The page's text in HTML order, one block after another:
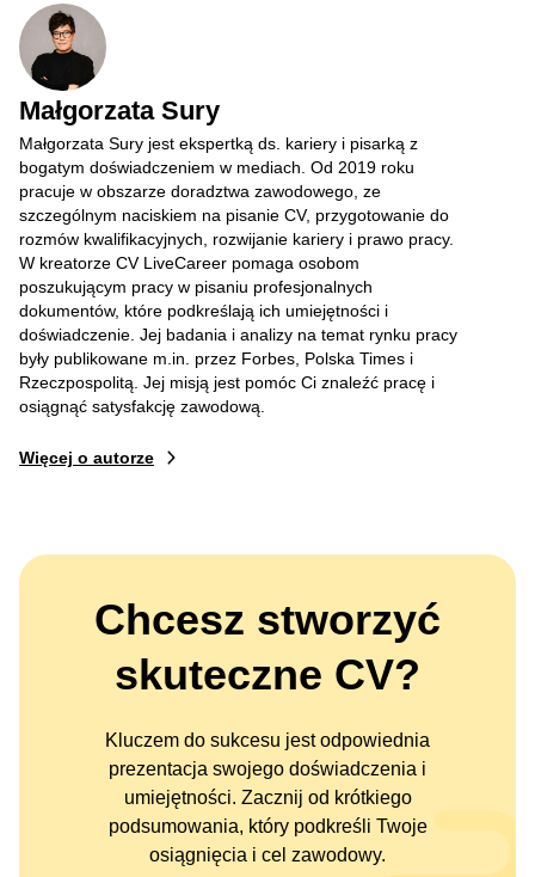
Małgorzata Sury
Małgorzata Sury jest ekspertką ds. kariery i pisarką z
bogatym doświadczeniem w mediach. Od 2019 roku
pracuje w obszarze doradztwa zawodowego, ze
szczególnym naciskiem na pisanie CV, przygotowanie do
rozmów kwalifikacyjnych, rozwijanie kariery i prawo pracy.
W kreatorze CV LiveCareer pomaga osobom
poszukującym pracy w pisaniu profesjonalnych
dokumentów, które podkreślają ich umiejętności i
doświadczenie. Jej badania i analizy na temat rynku pracy
były publikowane m.in. przez Forbes, Polska Times i
Rzeczpospolitą. Jej misją jest pomóc Ci znaleźć pracę i
osiągnąć satysfakcję zawodową.
Więcej o autorze
Chcesz stworzyć
skuteczne CV?
Kluczem do sukcesu jest odpowiednia
prezentacja swojego doświadczenia i
umiejętności. Zacznij od krótkiego
podsumowania, który podkreśli Twoje
osiągnięcia i cel zawodowy.